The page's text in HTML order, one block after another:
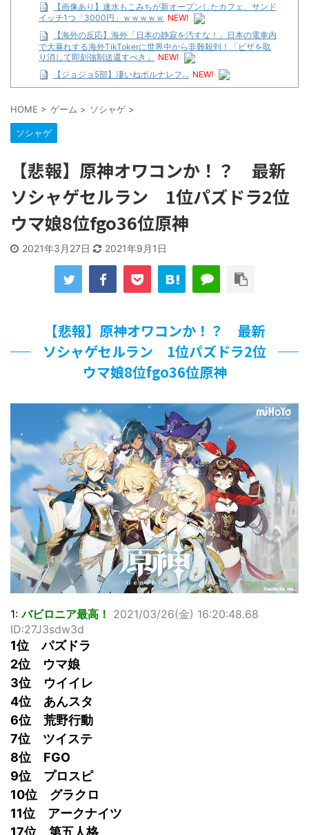
【画像あり】速水もこみちが新オープンしたカフェ、サンド
イッチ1つ「3000円」ｗｗｗｗｗ NEW!
【海外の反応】海外「日本の静寂を汚すな！」日本の電車内
で大暴れする海外TikTokerに世界中から非難殺到！「ビザを取
り消して即刻強制送還すべき」
NEW!
【ジョジョ5部】凄いねポルナレフ… NEW!
【遊戯王】いつ見ても覚醒だけ地属性との関連が意味不明だ
「洋画に日本版主題歌は必要か?」論争
【ギャルゲ】「千恋*万花」のアニメ化決定でKOTOKOが主
題歌歌うよ！
創作】 第２０話
【画像】この女優さん、可愛すぎる
【遊戯王】いつ見ても覚醒だけ地属性との関連が意味不明だ
【朗報】齋藤飛鳥、前屈みで完全に見えてる動画が拡散され
【画像】『プリズマ☆イリヤ』の新グッズ、流石に一線を越
【画像】顔100点、体30点の女ｗｗｗ
…背が高い娘
佐藤絢音ちゃん(11)が万バズ！！
「洋画に日本版主題歌は必要か?」論争
超能力が使えるようになったので限界まで極める事にした件
その２
北原ももさんの挑発!!!
【画像】『プリズマ☆イリヤ』の新グッズ、流石に一線を越
えてしまう
敵「ダンクーガは合体するまでが長過ぎてつまらない」←合
体する前から面白いんだよなぁ
まとめチェッカーは閉鎖しました。RSSの解除をお願いしま
す。
かわからない
NHKにようこそ！を見終えたんだがｗｗｗ
Powered by livedoor 相互RSS
HOME > ゲーム > ソシャゲ >
ソシャゲ
【悲報】原神オワコンか！？ 最新
ソシャゲセルラン 1位パズドラ2位
ウマ娘8位fgo36位原神
2021年3月27日 2021年9月1日
【悲報】原神オワコンか！？ 最新
ソシャゲセルラン 1位パズドラ2位
ウマ娘8位fgo36位原神
1:バビロニア最高！ 2021/03/26(金) 16:20:48.68
ID:27J3sdw3d
1位 パズドラ
2位 ウマ娘
3位 ウイイレ
4位 あんスタ
6位 荒野行動
7位 ツイステ
8位 FGO
9位 プロスピ
10位 グラクロ
11位 アークナイツ
17位 第五人格